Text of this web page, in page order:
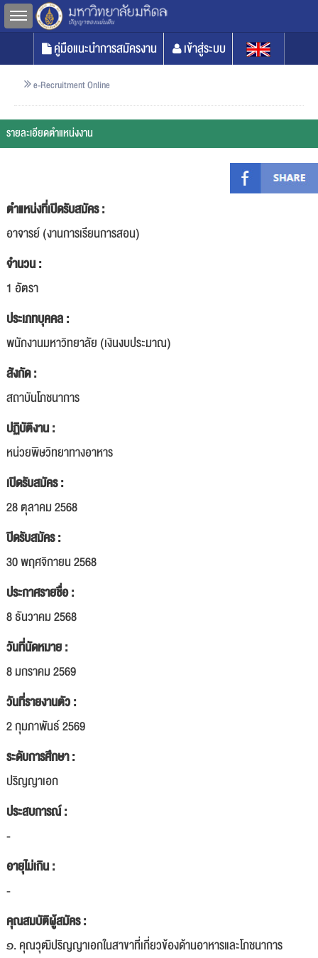
Toggle sidebar
คู่มือแนะนำการสมัครงาน
เข้าสู่ระบบ
e-Recruitment Online
รายละเอียดตำแหน่งงาน
ตำแหน่งที่เปิดรับสมัคร :
อาจารย์ (งานการเรียนการสอน)
จำนวน :
1 อัตรา
ประเภทบุคคล :
พนักงานมหาวิทยาลัย (เงินงบประมาณ)
สังกัด :
สถาบันโภชนาการ
ปฏิบัติงาน :
หน่วยพิษวิทยาทางอาหาร
เปิดรับสมัคร :
28 ตุลาคม 2568
ปิดรับสมัคร :
30 พฤศจิกายน 2568
ประกาศรายชื่อ :
8 ธันวาคม 2568
วันที่นัดหมาย :
8 มกราคม 2569
วันที่รายงานตัว :
2 กุมภาพันธ์ 2569
ระดับการศึกษา :
ปริญญาเอก
ประสบการณ์ :
-
อายุไม่เกิน :
-
คุณสมบัติผู้สมัคร :
๑. คุณวุฒิปริญญาเอกในสาขาที่เกี่ยวข้องด้านอาหารและโภชนาการ